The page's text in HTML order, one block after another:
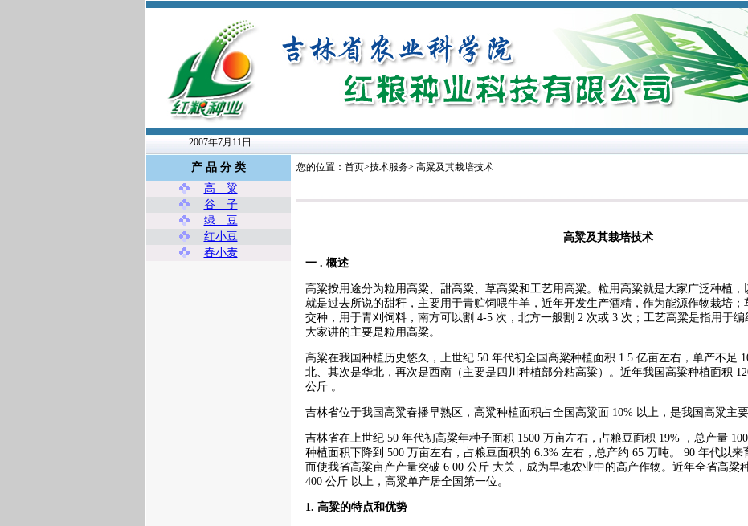
2007年7月11日
产 品 分 类
高 粱
谷 子
绿 豆
红小豆
春小麦
您的位置：首页>技术服务> 高粱及其栽培技术
高粱及其栽培技术
一 . 概述
高粱按用途分为粒用高粱、甜高粱、草高粱和工艺用高粱。粒用高粱就是大家广泛种植
就是过去所说的甜秆，主要用于青贮饲喂牛羊，近年开发生产酒精，作为能源作物栽培
交种，用于青刈饲料，南方可以割 4-5 次，北方一般割 2 次或 3 次；工艺高粱是指用于
大家讲的主要是粒用高粱。
高粱在我国种植历史悠久，上世纪 50 年代初全国高粱种植面积 1.5 亿亩左右，单产不足
北、其次是华北，再次是西南（主要是四川种植部分粘高粱）。近年我国高粱种植面积
公斤 。
吉林省位于我国高粱春播早熟区，高粱种植面积占全国高粱面 10% 以上，是我国高粱主
吉林省在上世纪 50 年代初高粱年种子面积 1500 万亩左右，占粮豆面积 19% ，总产量
种植面积下降到 500 万亩左右，占粮豆面积的 6.3% 左右，总产约 65 万吨。 90 年代以
而使我省高粱亩产产量突破 6 00 公斤 大关，成为旱地农业中的高产作物。近年全省高粱
400 公斤 以上，高粱单产居全国第一位。
1. 高粱的特点和优势